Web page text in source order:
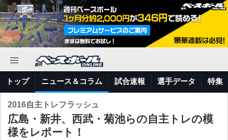
トップ ニュース＆コラム 試合速報 選手データ 特集
2016自主トレフラッシュ
広島・新井、西武・菊池らの自主トレの模
様をレポート！